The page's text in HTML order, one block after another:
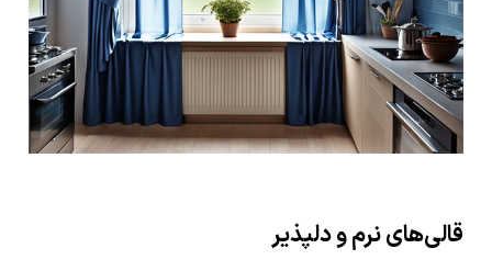
قالی‌های نرم و دلپذیر